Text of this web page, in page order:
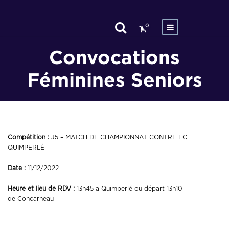
0
Convocations
Féminines Seniors
Compétition : J5 – MATCH DE CHAMPIONNAT CONTRE FC
QUIMPERLÉ
Date : 11/12/2022
Heure et lieu de RDV : 13h45 a Quimperlé ou départ 13h10
de Concarneau